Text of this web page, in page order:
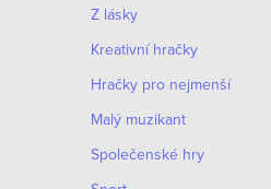
Z lásky
Kreativní hračky
Hračky pro nejmenší
Malý muzikant
Společenské hry